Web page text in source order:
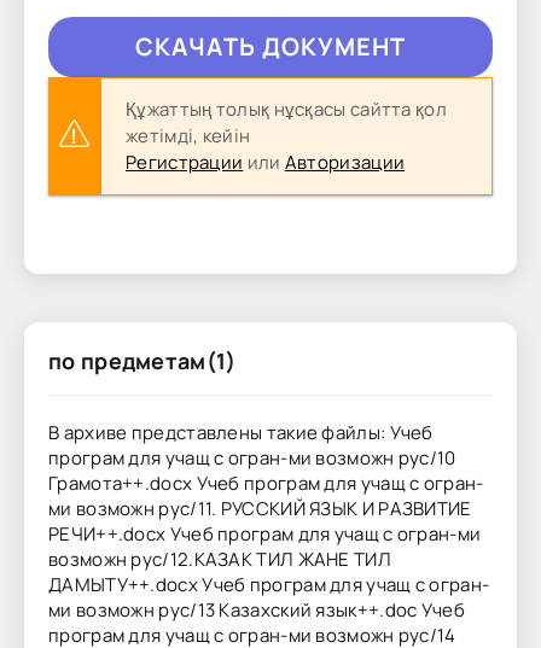
CКAЧAТЬ ДОКУМЕНТ
Құжаттың толық нұсқасы сайтта қол
жетімді, кейін
Регистрации или Авторизации
по предметам(1)
В архиве представлены такие файлы: Учеб
програм для учащ с огран-ми возможн рус/10
Грамота++.docx Учеб програм для учащ с огран-
ми возможн рус/11. РУССКИЙ ЯЗЫК И РАЗВИТИЕ
РЕЧИ++.docx Учеб програм для учащ с огран-ми
возможн рус/12.КАЗАК ТИЛ ЖАНЕ ТИЛ
ДАМЫТУ++.docx Учеб програм для учащ с огран-
ми возможн рус/13 Казахский язык++.doc Учеб
програм для учащ с огран-ми возможн рус/14